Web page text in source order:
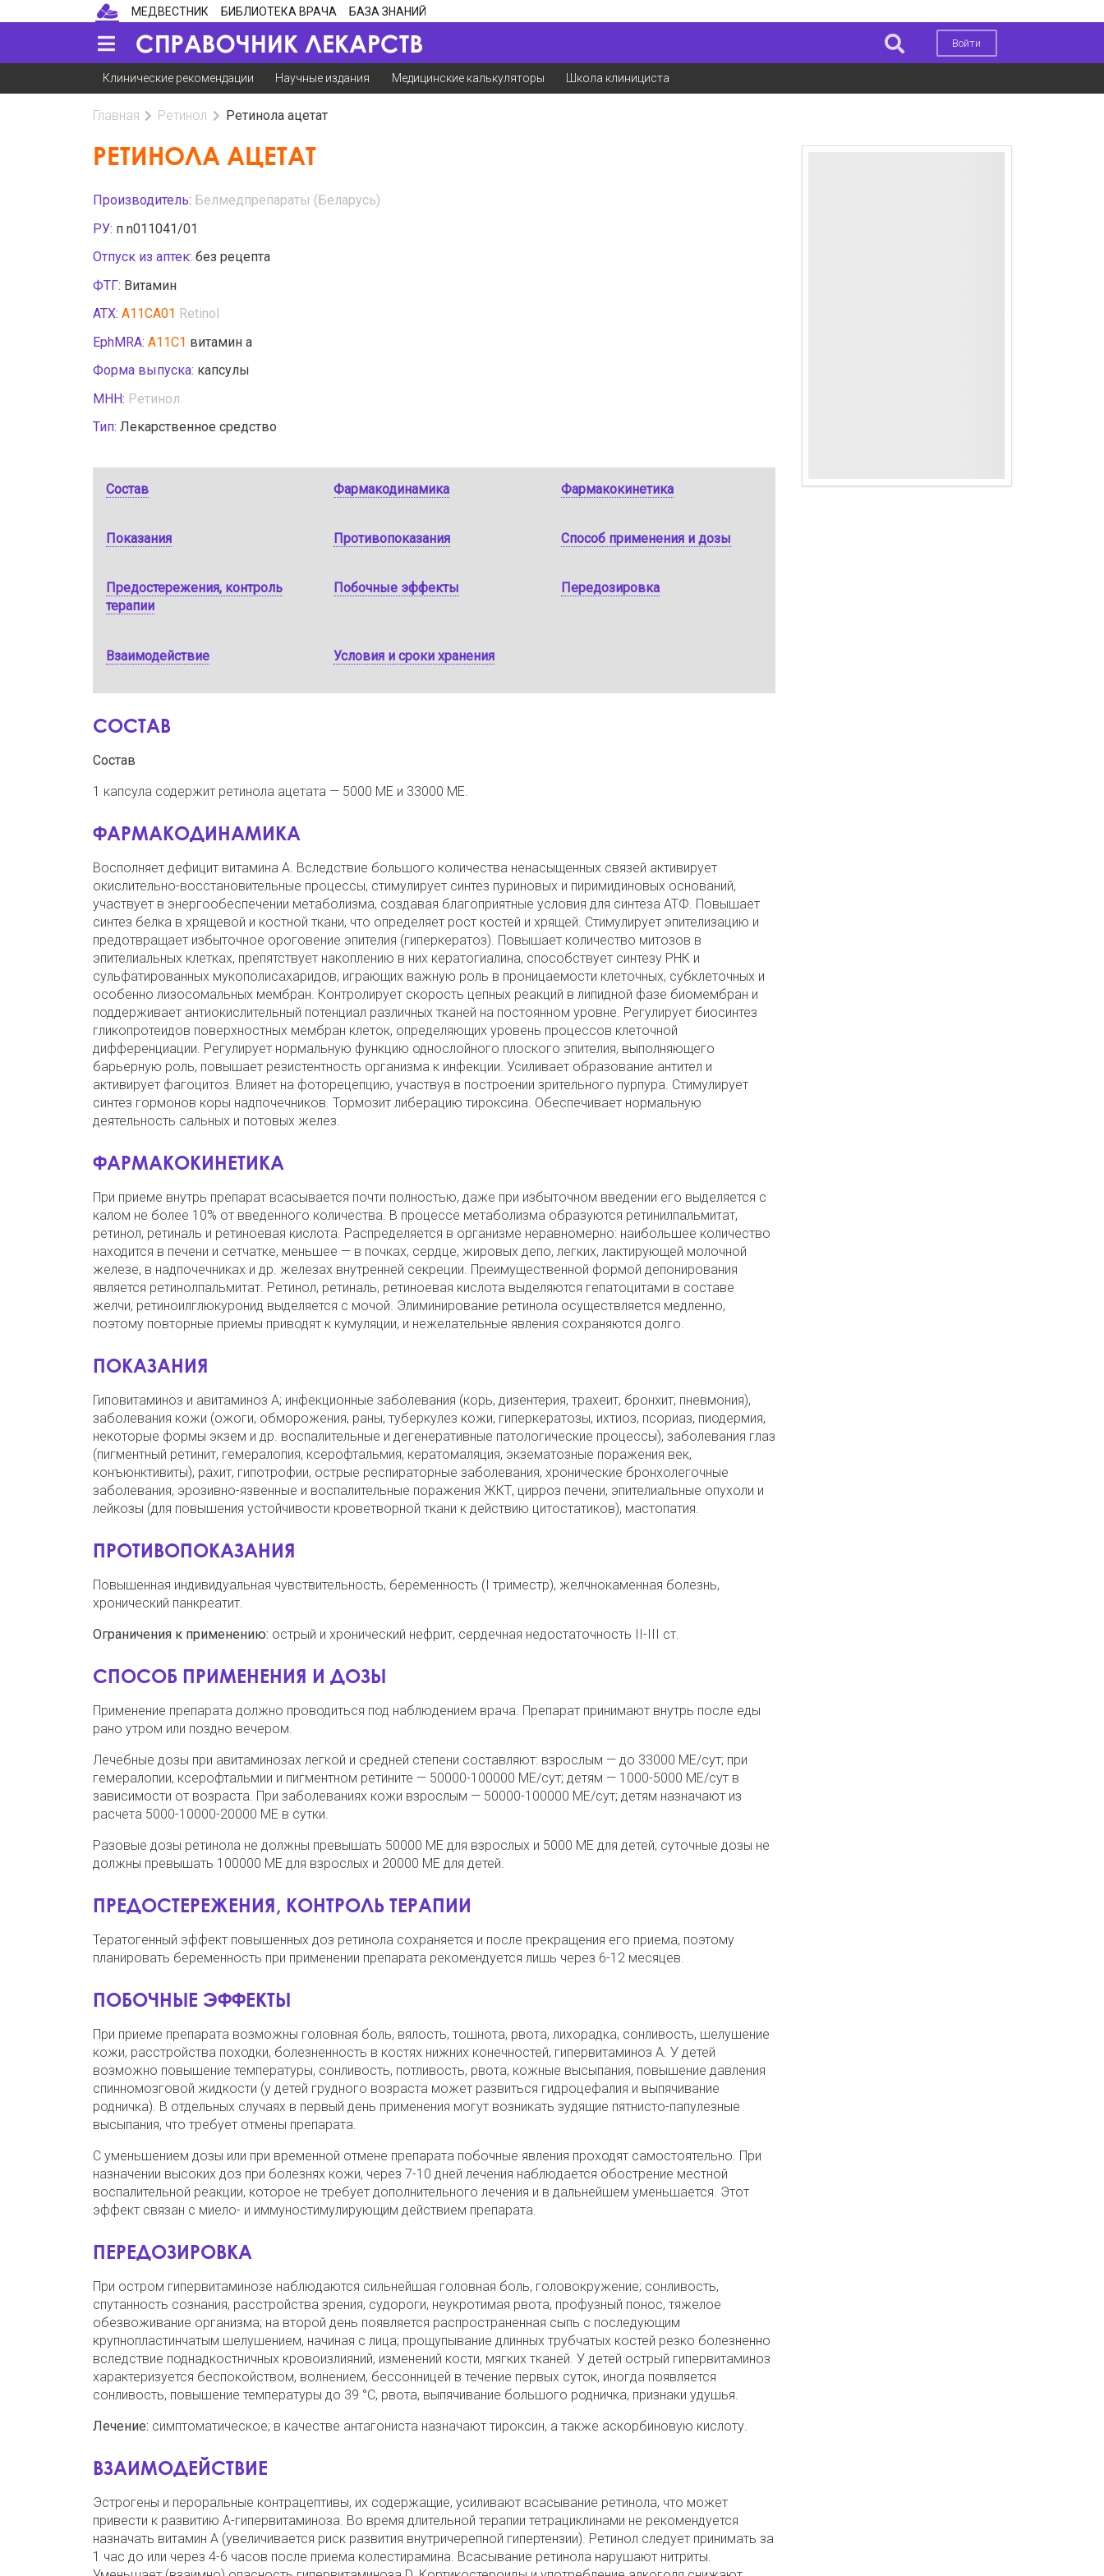
МЕДВЕСТНИК БИБЛИОТЕКА ВРАЧА БАЗА ЗНАНИЙ
Войти
Клинические рекомендации Научные издания Медицинские калькуляторы Школа клинициста
Главная Ретинол Ретинола ацетат
РЕТИНОЛА АЦЕТАТ
Производитель: Белмедпрепараты (Беларусь)
РУ: п n011041/01
Отпуск из аптек: без рецепта
ФТГ: Витамин
АТХ: A11CA01 Retinol
EphMRA: A11C1 витамин а
Форма выпуска: капсулы
МНН: Ретинол
Тип: Лекарственное средство
Состав Фармакодинамика Фармакокинетика
Показания Противопоказания Способ применения и дозы
Предостережения, контроль
терапии
Побочные эффекты Передозировка
Взаимодействие Условия и сроки хранения
СОСТАВ
Состав
1 капсула содержит ретинола ацетата — 5000 МЕ и 33000 МЕ.
ФАРМАКОДИНАМИКА
Восполняет дефицит витамина А. Вследствие большого количества ненасыщенных связей активирует
окислительно-восстановительные процессы, стимулирует синтез пуриновых и пиримидиновых оснований,
участвует в энергообеспечении метаболизма, создавая благоприятные условия для синтеза АТФ. Повышает
синтез белка в хрящевой и костной ткани, что определяет рост костей и хрящей. Стимулирует эпителизацию и
предотвращает избыточное ороговение эпителия (гиперкератоз). Повышает количество митозов в
эпителиальных клетках, препятствует накоплению в них кератогиалина, способствует синтезу РНК и
сульфатированных мукополисахаридов, играющих важную роль в проницаемости клеточных, субклеточных и
особенно лизосомальных мембран. Контролирует скорость цепных реакций в липидной фазе биомембран и
поддерживает антиокислительный потенциал различных тканей на постоянном уровне. Регулирует биосинтез
гликопротеидов поверхностных мембран клеток, определяющих уровень процессов клеточной
дифференциации. Регулирует нормальную функцию однослойного плоского эпителия, выполняющего
барьерную роль, повышает резистентность организма к инфекции. Усиливает образование антител и
активирует фагоцитоз. Влияет на фоторецепцию, участвуя в построении зрительного пурпура. Стимулирует
синтез гормонов коры надпочечников. Тормозит либерацию тироксина. Обеспечивает нормальную
деятельность сальных и потовых желез.
ФАРМАКОКИНЕТИКА
При приеме внутрь препарат всасывается почти полностью, даже при избыточном введении его выделяется с
калом не более 10% от введенного количества. В процессе метаболизма образуются ретинилпальмитат,
ретинол, ретиналь и ретиноевая кислота. Распределяется в организме неравномерно: наибольшее количество
находится в печени и сетчатке, меньшее — в почках, сердце, жировых депо, легких, лактирующей молочной
железе, в надпочечниках и др. железах внутренней секреции. Преимущественной формой депонирования
является ретинолпальмитат. Ретинол, ретиналь, ретиноевая кислота выделяются гепатоцитами в составе
желчи, ретиноилглюкуронид выделяется с мочой. Элиминирование ретинола осуществляется медленно,
поэтому повторные приемы приводят к кумуляции, и нежелательные явления сохраняются долго.
ПОКАЗАНИЯ
Гиповитаминоз и авитаминоз А; инфекционные заболевания (корь, дизентерия, трахеит, бронхит, пневмония),
заболевания кожи (ожоги, обморожения, раны, туберкулез кожи, гиперкератозы, ихтиоз, псориаз, пиодермия,
некоторые формы экзем и др. воспалительные и дегенеративные патологические процессы), заболевания глаз
(пигментный ретинит, гемералопия, ксерофтальмия, кератомаляция, экзематозные поражения век,
конъюнктивиты), рахит, гипотрофии, острые респираторные заболевания, хронические бронхолегочные
заболевания, эрозивно-язвенные и воспалительные поражения ЖКТ, цирроз печени, эпителиальные опухоли и
лейкозы (для повышения устойчивости кроветворной ткани к действию цитостатиков), мастопатия.
ПРОТИВОПОКАЗАНИЯ
Повышенная индивидуальная чувствительность, беременность (I триместр), желчнокаменная болезнь,
хронический панкреатит.
Ограничения к применению: острый и хронический нефрит, сердечная недостаточность II-III ст.
СПОСОБ ПРИМЕНЕНИЯ И ДОЗЫ
Применение препарата должно проводиться под наблюдением врача. Препарат принимают внутрь после еды
рано утром или поздно вечером.
Лечебные дозы при авитаминозах легкой и средней степени составляют: взрослым — до 33000 МЕ/сут; при
гемералопии, ксерофтальмии и пигментном ретините — 50000-100000 МЕ/сут; детям — 1000-5000 МЕ/сут в
зависимости от возраста. При заболеваниях кожи взрослым — 50000-100000 МЕ/сут; детям назначают из
расчета 5000-10000-20000 МЕ в сутки.
Разовые дозы ретинола не должны превышать 50000 МЕ для взрослых и 5000 МЕ для детей; суточные дозы не
должны превышать 100000 МЕ для взрослых и 20000 МЕ для детей.
ПРЕДОСТЕРЕЖЕНИЯ, КОНТРОЛЬ ТЕРАПИИ
Тератогенный эффект повышенных доз ретинола сохраняется и после прекращения его приема, поэтому
планировать беременность при применении препарата рекомендуется лишь через 6-12 месяцев.
ПОБОЧНЫЕ ЭФФЕКТЫ
При приеме препарата возможны головная боль, вялость, тошнота, рвота, лихорадка, сонливость, шелушение
кожи, расстройства походки, болезненность в костях нижних конечностей, гипервитаминоз А. У детей
возможно повышение температуры, сонливость, потливость, рвота, кожные высыпания, повышение давления
спинномозговой жидкости (у детей грудного возраста может развиться гидроцефалия и выпячивание
родничка). В отдельных случаях в первый день применения могут возникать зудящие пятнисто-папулезные
высыпания, что требует отмены препарата.
С уменьшением дозы или при временной отмене препарата побочные явления проходят самостоятельно. При
назначении высоких доз при болезнях кожи, через 7-10 дней лечения наблюдается обострение местной
воспалительной реакции, которое не требует дополнительного лечения и в дальнейшем уменьшается. Этот
эффект связан с миело- и иммуностимулирующим действием препарата.
ПЕРЕДОЗИРОВКА
При остром гипервитаминозе наблюдаются сильнейшая головная боль, головокружение; сонливость,
спутанность сознания, расстройства зрения, судороги, неукротимая рвота, профузный понос, тяжелое
обезвоживание организма; на второй день появляется распространенная сыпь с последующим
крупнопластинчатым шелушением, начиная с лица; прощупывание длинных трубчатых костей резко болезненно
вследствие поднадкостничных кровоизлияний, изменений кости, мягких тканей. У детей острый гипервитаминоз
характеризуется беспокойством, волнением, бессонницей в течение первых суток, иногда появляется
сонливость, повышение температуры до 39 °С, рвота, выпячивание большого родничка, признаки удушья.
Лечение: симптоматическое; в качестве антагониста назначают тироксин, а также аскорбиновую кислоту.
ВЗАИМОДЕЙСТВИЕ
Эстрогены и пероральные контрацептивы, их содержащие, усиливают всасывание ретинола, что может
привести к развитию А-гипервитаминоза. Во время длительной терапии тетрациклинами не рекомендуется
назначать витамин А (увеличивается риск развития внутричерепной гипертензии). Ретинол следует принимать за
1 час до или через 4-6 часов после приема колестирамина. Всасывание ретинола нарушают нитриты.